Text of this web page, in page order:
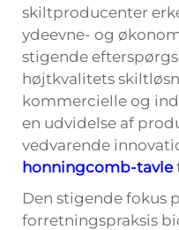
skiltproducenter
ydeevne- og
stigende
højtkvalitets
kommercielle og
en udvidelse af
vedvarende
honningcomb-tavle
Den stigende fokus
forretningspraksis